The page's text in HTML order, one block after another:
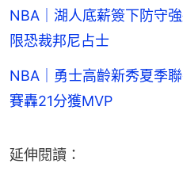
NBA｜湖人底薪簽下防守
限恐裁邦尼占士
NBA｜勇士高齡新秀夏季
賽轟21分獲MVP
延伸閱讀：